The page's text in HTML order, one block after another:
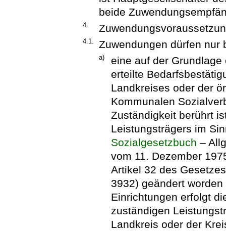
beide
4.
4.1. Zuwendungen dürfen nur
a)
eine auf der
erteilte
Landkreises oder der
Kommunalen
Zuständigkeit berührt
Leistungsträgers im
Sozialgesetzbuch –
vom 11. Dezember
Artikel 32 des
3932) geändert
Einrichtungen erfolgt
zuständigen
Landkreis oder der